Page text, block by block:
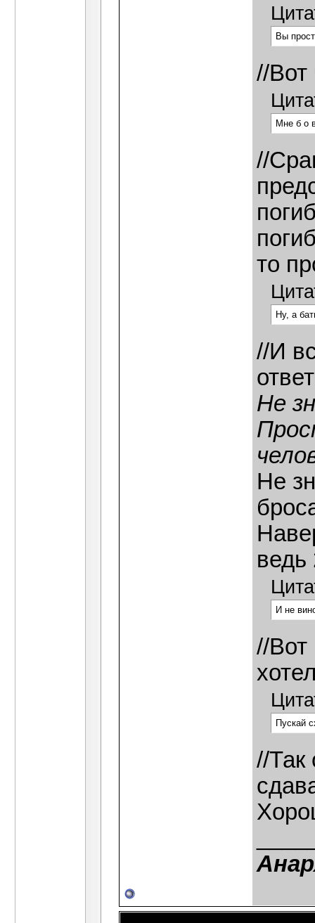
Вы
//Вот
Мне б о
//
то
Ну, а
//И
Не
Не
ведь
И не
//Вот
Пускай
//Так